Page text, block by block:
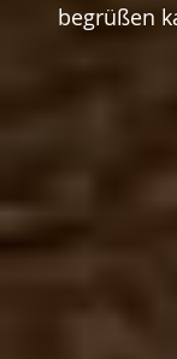
begrüßen